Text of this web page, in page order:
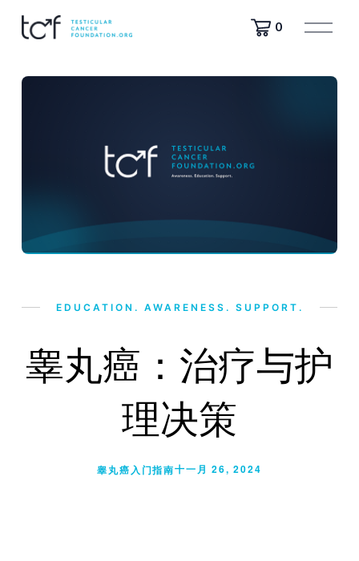
0
打
单
EDUCATION. AWARENESS. SUPPORT.
睾丸癌：治疗与护
理决策
睾丸癌入门指南十一月 26, 2024